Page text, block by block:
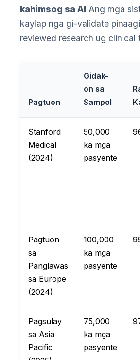
kahimsog sa AI Ang mga
kaylap nga gi-validate
reviewed research ug clinical
Pagtuon
Gidak-
on sa
Sampol
Stanford
Medical
(2024)
50,000
ka mga
pasyente
Pagtuon
sa
Panglawas
sa Europe
(2024)
100,000
ka mga
pasyente
Pagsulay
sa Asia
Pacific
75,000
ka mga
pasyente